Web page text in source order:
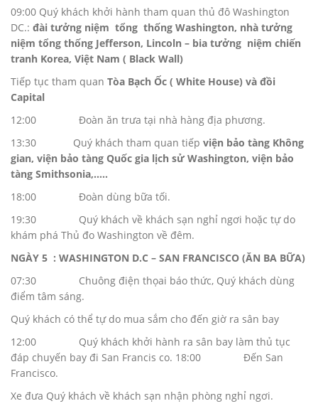
09:00 Quý khách khởi hành tham quan thủ đô Washington
DC.: đài tưởng niệm tổng thống Washington, nhà tưởng
niệm tổng thống Jefferson, Lincoln – bia tưởng niệm chiến
tranh Korea, Việt Nam ( Black Wall)
Tiếp tục tham quan Tòa Bạch Ốc ( White House) và đồi
Capital
12:00 Đoàn ăn trưa tại nhà hàng địa phương.
13:30 Quý khách tham quan tiếp viện bảo tàng Không
gian, viện bảo tàng Quốc gia lịch sử Washington, viện bảo
tàng Smithsonia,…..
18:00 Đoàn dùng bữa tối.
19:30 Quý khách về khách sạn nghỉ ngơi hoặc tự do
khám phá Thủ đo Washington về đêm.
NGÀY 5 : WASHINGTON D.C – SAN FRANCISCO (ĂN BA BỮA)
07:30 Chuông điện thọai báo thức, Quý khách dùng
điểm tâm sáng.
Quý khách có thể tự do mua sắm cho đến giờ ra sân bay
12:00 Quý khách khởi hành ra sân bay làm thủ tục
đáp chuyến bay đi San Francis co. 18:00 Đến San
Francisco.
Xe đưa Quý khách về khách sạn nhận phòng nghỉ ngơi.